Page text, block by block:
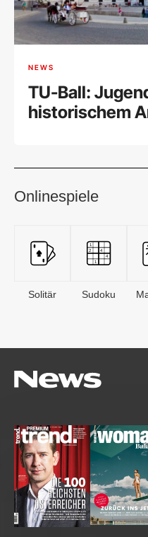
NEWS
TU-Ball:
historischem
Onlinespiele
Solitär Sudoku